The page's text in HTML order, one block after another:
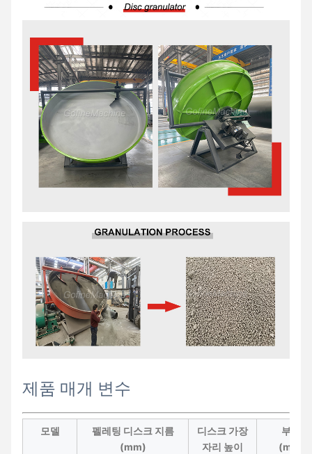
제품 매개 변수
모델
펠레팅 디스크 지름
(mm)
디스크 가장
자리 높이
부피
(m3)